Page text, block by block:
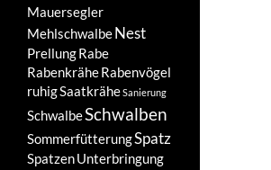
Mauersegler
MehlschwalbeNest
PrellungRabe
RabenkräheRabenvögel
ruhigSaatkräheSanierung
SchwalbeSchwalben
SommerfütterungSpatz
SpatzenUnterbringung